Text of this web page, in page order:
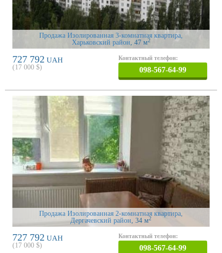
Продажа Изолированная 3-комнатная квартира,
Харьковский район, 47 м2
727 792 UAH
(17 000 $)
Контактный телефон:
098-567-64-99
Продажа Изолированная 2-комнатная квартира,
Дергачевский район , 34 м2
727 792 UAH
(17 000 $)
Контактный телефон:
098-567-64-99